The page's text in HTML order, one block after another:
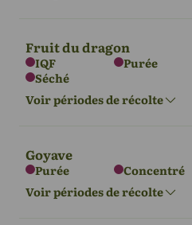
Amérique du
Nord
Août - octobre
Amérique du
Fév - Avr
Asie
Janv. - Avr. Mars - octobre
Océanie
Fruit du dragon
IQF Purée
Séché
Voir périodes de récolte
Asie
Amérique du
Sud
Goyave
Purée Concentré
Voir périodes de récolte